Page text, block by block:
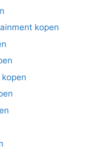
kopen